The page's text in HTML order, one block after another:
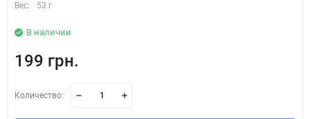
Вес:
53 г
В наличии
199 грн.
Количество: